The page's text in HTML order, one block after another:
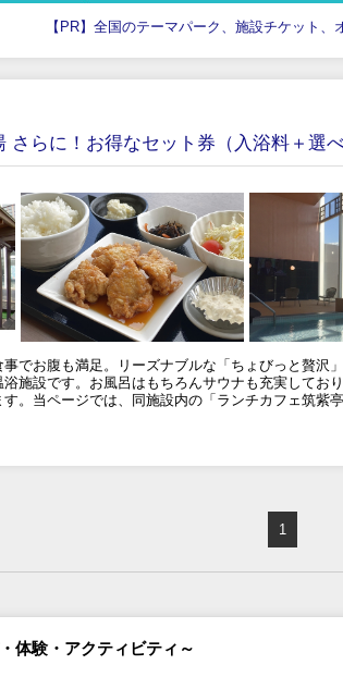
【PR】全国のテーマパーク、施設チケット、
さらに！お得なセット券（入浴料＋選
でお腹も満足。リーズナブルな「ちょびっと贅沢
施設です。お風呂はもちろんサウナも充実してお
す。当ページでは、同施設内の「ランチカフェ筑
1
体験・アクティビティ～